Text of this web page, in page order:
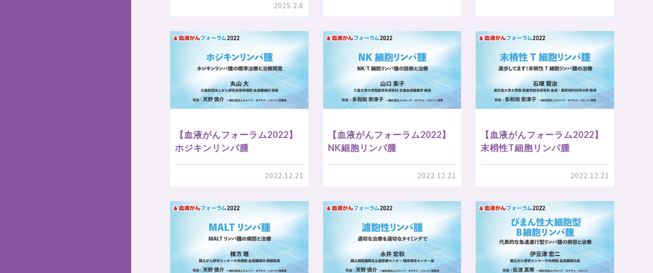
2025.2.6
【血液がんフォーラム2022】
ホジキンリンパ腫
2022.12.21
【血液がんフォーラム2022】
NK細胞リンパ腫
2022.12.21
【血液がんフォーラム2022】
末梢性T細胞リンパ腫
2022.12.21